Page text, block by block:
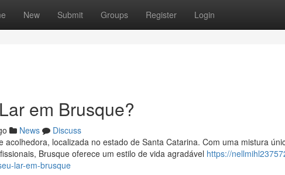
New Submit Groups Register Login
em Brusque?
News
Discuss
acolhedora, localizada no estado de Santa Catarina. Com uma mistura
Brusque oferece um estilo de vida agradável https://
lar-em-brusque